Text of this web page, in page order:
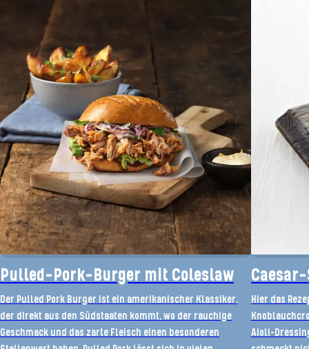
Pulled-Pork-Burger mit Coleslaw
Der Pulled Pork Burger ist ein amerikanischer Klassiker,
der direkt aus den Südstaaten kommt, wo der rauchige
Geschmack und das zarte Fleisch einen besonderen
Hier das
Aioli-